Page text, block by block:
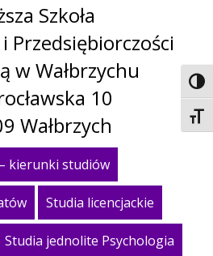
Szkoła
Przedsiębiorczości
w Wałbrzychu
10
Wałbrzych
kierunki studiów
Studia licencjackie
Studia jednolite Psychologia